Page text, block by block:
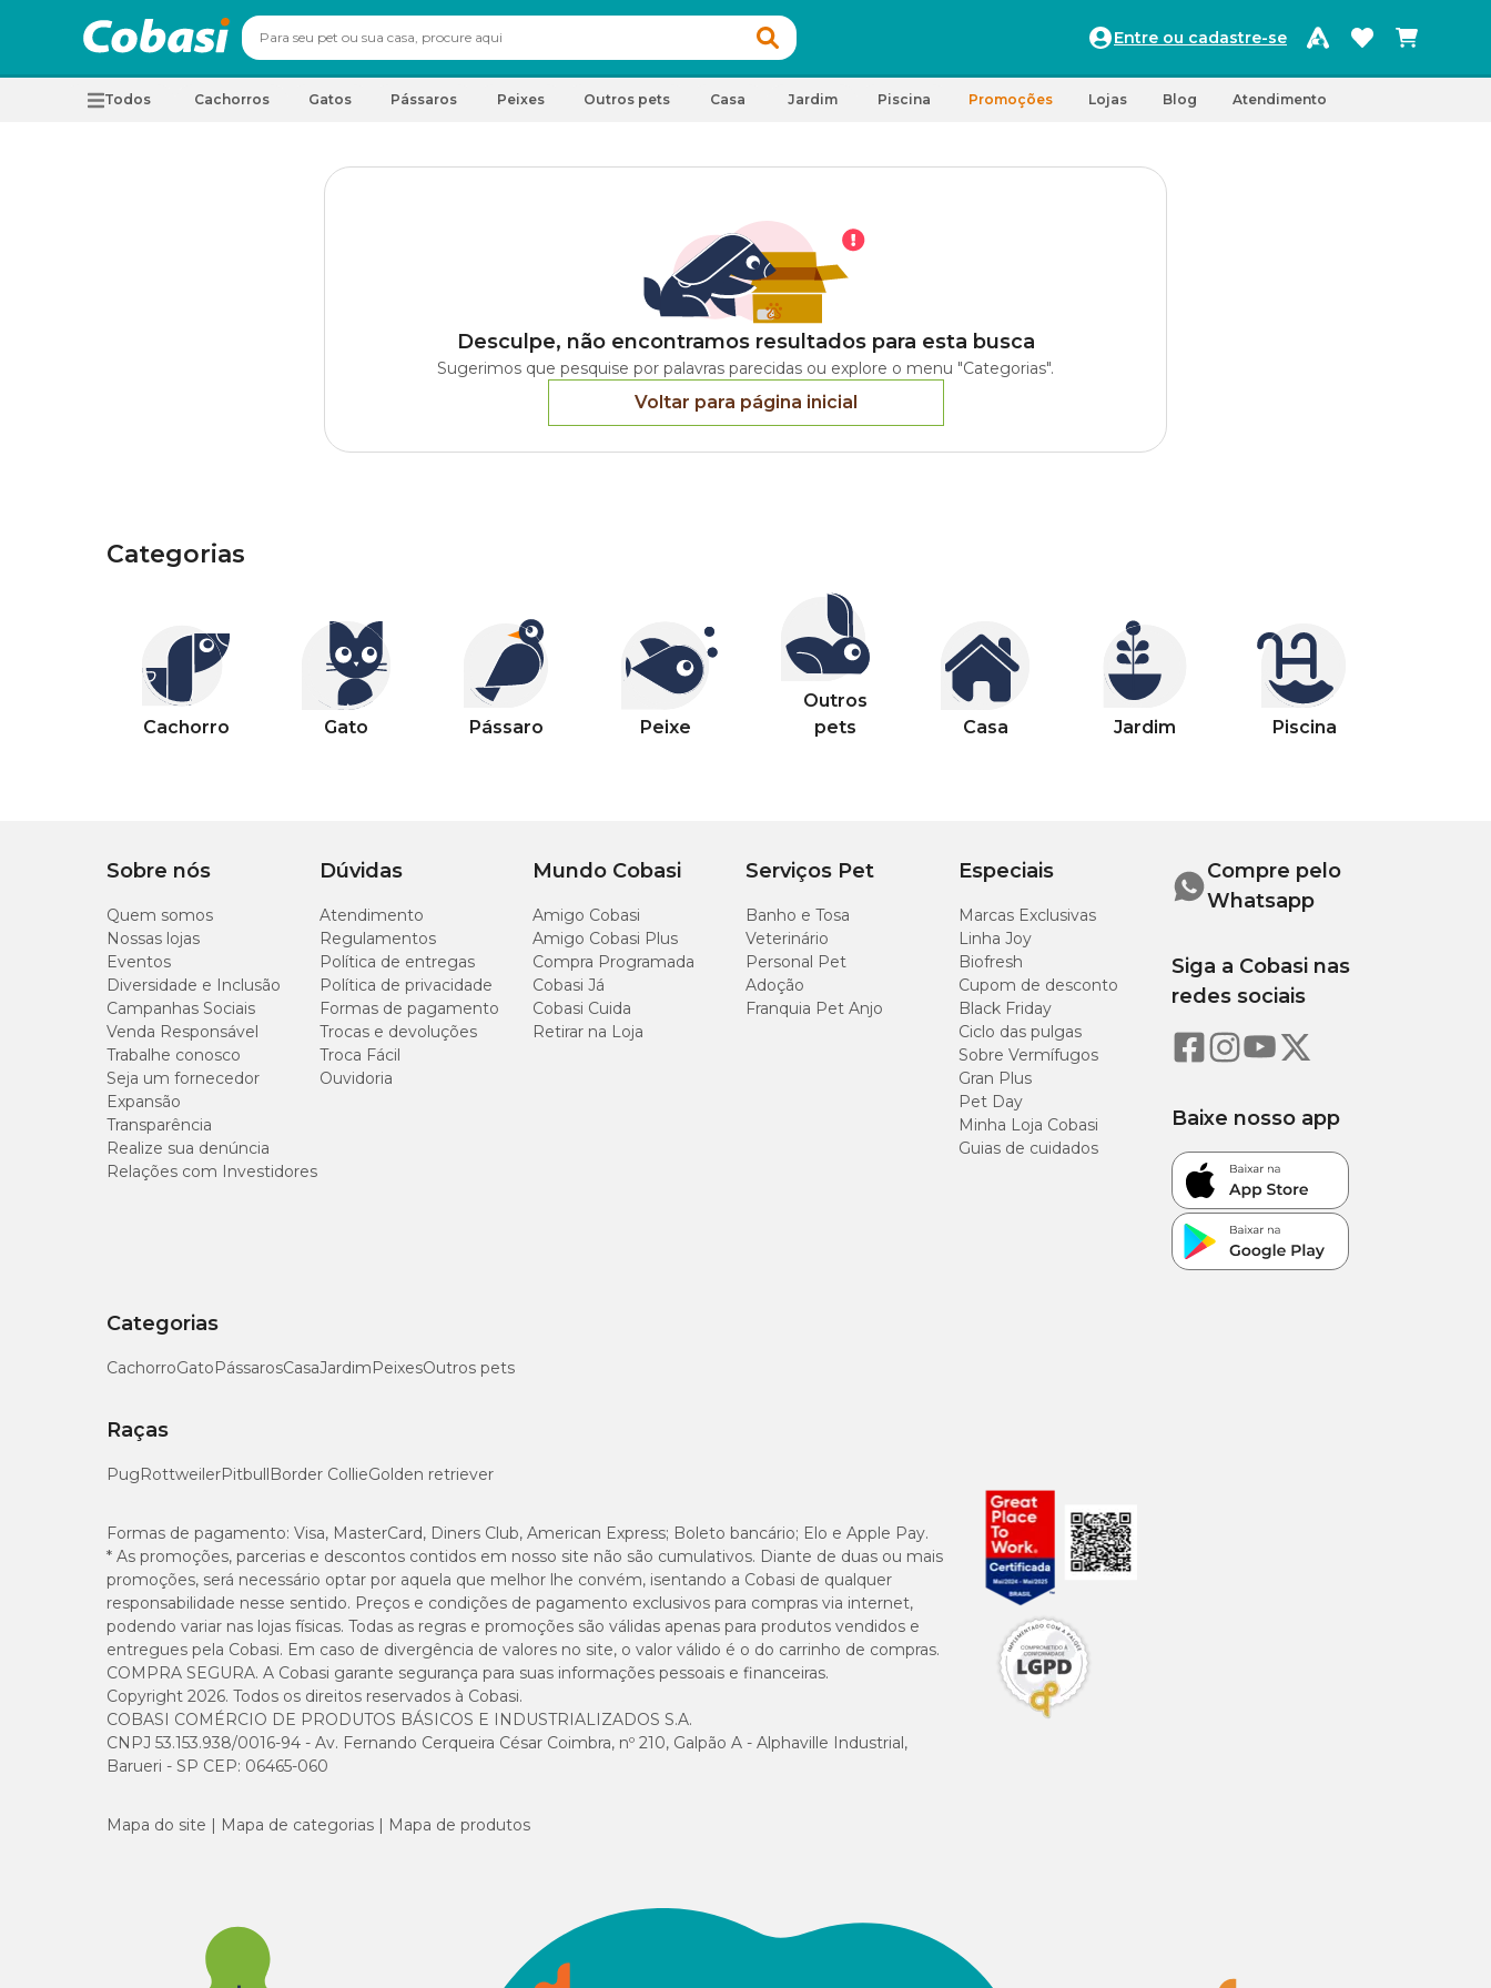
Entre ou cadastre-se
Todos Cachorros Gatos Pássaros Peixes Outros pets Casa Jardim Piscina Promoções Lojas Blog Atendimento
Desculpe, não encontramos resultados para esta busca
Sugerimos que pesquise por palavras parecidas ou explore o menu "Categorias".
Voltar para página inicial
Categorias
Cachorro Gato Pássaro Peixe
Outros
pets
Casa Jardim Piscina
Sobre nós
Quem somos
Nossas lojas
Eventos
Diversidade e Inclusão
Campanhas Sociais
Venda Responsável
Trabalhe conosco
Seja um fornecedor
Expansão
Transparência
Realize sua denúncia
Relações com Investidores
Dúvidas
Atendimento
Regulamentos
Política de entregas
Política de privacidade
Formas de pagamento
Trocas e devoluções
Troca Fácil
Ouvidoria
Mundo Cobasi
Amigo Cobasi
Amigo Cobasi Plus
Compra Programada
Cobasi Já
Cobasi Cuida
Retirar na Loja
Serviços Pet
Banho e Tosa
Veterinário
Personal Pet
Adoção
Franquia Pet Anjo
Especiais
Marcas Exclusivas
Linha Joy
Biofresh
Cupom de desconto
Black Friday
Ciclo das pulgas
Sobre Vermífugos
Gran Plus
Pet Day
Minha Loja Cobasi
Guias de cuidados
Categorias
CachorroGatoPássarosCasaJardimPeixesOutros pets
Raças
PugRottweilerPitbullBorder CollieGolden retriever
Compre pelo
Whatsapp
Siga a Cobasi nas
redes sociais
Baixe nosso app
Formas de pagamento: Visa, MasterCard, Diners Club, American Express; Boleto bancário; Elo e Apple Pay.
* As promoções, parcerias e descontos contidos em nosso site não são cumulativos. Diante de duas ou mais
promoções, será necessário optar por aquela que melhor lhe convém, isentando a Cobasi de qualquer
responsabilidade nesse sentido. Preços e condições de pagamento exclusivos para compras via internet,
podendo variar nas lojas físicas. Todas as regras e promoções são válidas apenas para produtos vendidos e
entregues pela Cobasi. Em caso de divergência de valores no site, o valor válido é o do carrinho de compras.
COMPRA SEGURA. A Cobasi garante segurança para suas informações pessoais e financeiras.
Copyright 2026. Todos os direitos reservados à Cobasi.
COBASI COMÉRCIO DE PRODUTOS BÁSICOS E INDUSTRIALIZADOS S.A.
CNPJ 53.153.938/0016-94 - Av. Fernando Cerqueira César Coimbra, nº 210, Galpão A - Alphaville Industrial,
Barueri - SP CEP: 06465-060
Mapa do site Mapa de categorias Mapa de produtos